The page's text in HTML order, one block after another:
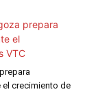
crecimiento de